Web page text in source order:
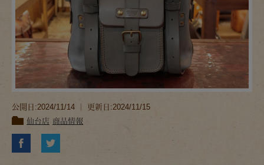
公開日:2024/11/14 ｜ 更新日:2024/11/15
仙台店 商品情報